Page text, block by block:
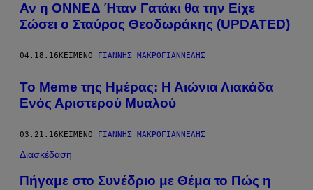
Αν η ΟΝΝΕΔ Ήταν Γατάκι θα την Είχε
Σώσει ο Σταύρος Θεοδωράκης (UPDATED)
04.18.16 ΚΕΊΜΕΝΟ ΓΙΆΝΝΗΣ ΜΑΚΡΟΓΙΑΝΝΈΛΗΣ
To Meme της Ημέρας: Η Αιώνια Λιακάδα
Ενός Αριστερού Μυαλού
03.21.16ΚΕΊΜΕΝΟ ΓΙΆΝΝΗΣ ΜΑΚΡΟΓΙΑΝΝΈΛΗΣ
Διασκέδαση
Πήγαμε στο Συνέδριο με Θέμα το Πώς η